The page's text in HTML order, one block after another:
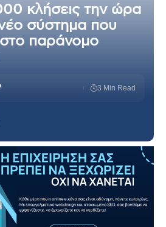
κλήσεις την ώρα
σύστημα που
στο παράνομο
3 Min Read